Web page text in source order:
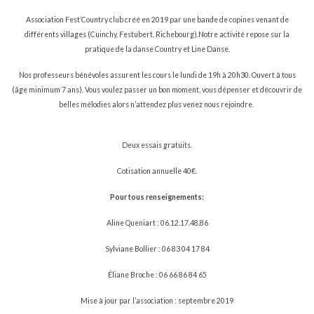
Association Fest’Country club créé en 2019 par une bande de copines venant de
différents villages (Cuinchy, Festubert, Richebourg).Notre activité repose sur la
pratique de la danse Country et Line Danse.
Nos professeurs bénévoles assurent les cours le lundi de 19h à 20h30. Ouvert à tous
(âge minimum 7 ans). Vous voulez passer un bon moment, vous dépenser et découvrir de
belles mélodies alors n’attendez plus venez nous rejoindre.
Deux essais gratuits.
Cotisation annuelle 40€.
Pour tous renseignements:
Aline Queniart : 06.12.17.48.86
Sylviane Bollier : 06 83 04 17 84
Éliane Broche : 06 66 86 84 65
Mise à jour par l’association : septembre 2019